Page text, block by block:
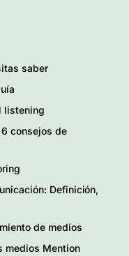
saber
listening
consejos de
Definición,
de medios
medios Mention